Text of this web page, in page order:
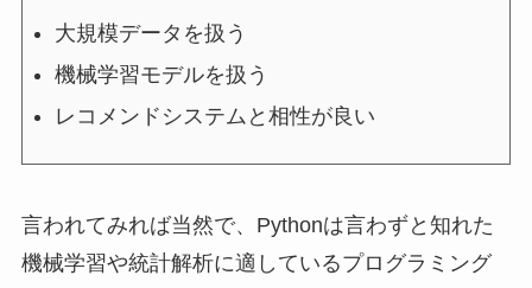
大規模データを扱う
機械学習モデルを扱う
レコメンドシステムと相性が良い
言われてみれば当然で、Pythonは言わずと知れた
機械学習や統計解析に適しているプログラミング